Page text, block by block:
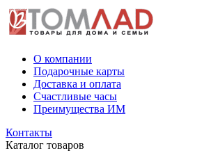
О компании
Подарочные карты
Доставка и оплата
Счастливые часы
Преимущества ИМ
Контакты
Каталог товаров